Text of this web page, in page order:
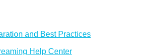
and Best Practices
Help Center